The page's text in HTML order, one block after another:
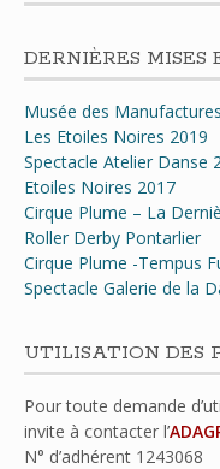
DERNIÈRES MISES
Musée des
Les Etoiles Noires 2019
Spectacle Atelier Danse
Etoiles Noires 2017
Cirque Plume – La
Roller Derby Pontarlier
Cirque Plume -Tempus
Spectacle Galerie de la
UTILISATION DES
Pour toute demande
invite à contacter l’
N° d’adhérent 1243068